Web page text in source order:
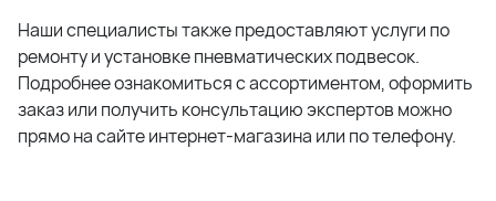
Наши специалисты также предоставляют услуги по
ремонту и установке пневматических подвесок.
Подробнее ознакомиться с ассортиментом, оформить
заказ или получить консультацию экспертов можно
прямо на сайте интернет-магазина или по телефону.